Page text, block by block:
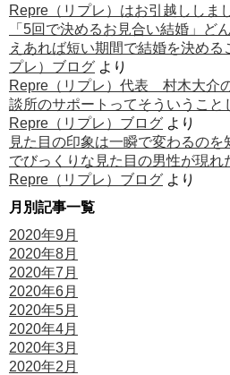
Repre（リプレ）はお引越ししま
「5回で決めるお見合い結婚」ど
えあれば短い期間で結婚を決める
プレ）ブログ より
Repre（リプレ）代表 村木大介
談所のサポートってそういうこと
Repre（リプレ）ブログ より
見た目の印象は一瞬で変わるのを
でびっくりな見た目の男性が現れ
Repre（リプレ）ブログ より
月別記事一覧
2020年9月
2020年8月
2020年7月
2020年6月
2020年5月
2020年4月
2020年3月
2020年2月